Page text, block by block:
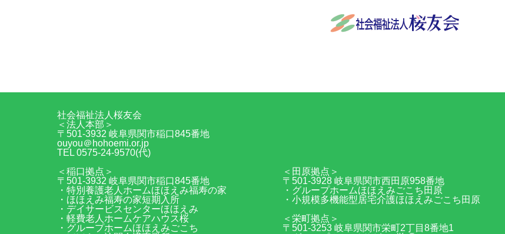
社会福祉法人桜友会
＜法人本部＞
〒501-3932 岐阜県関市稲口845番地
ouyou＠hohoemi.or.jp
TEL 0575-24-9570(代)
＜稲口拠点＞
〒501-3932 岐阜県関市稲口845番地
・特別養護老人ホームほほえみ福寿の家
・ほほえみ福寿の家短期入所
・デイサービスセンターほほえみ
・軽費老人ホームケアハウス桜
・グループホームほほえみごこち
＜田原拠点＞
〒501-3928 岐阜県関市西田原958番地
・グループホームほほえみごこち田原
・小規模多機能型居宅介護ほほえみごこち田原
＜栄町拠点＞
〒501-3253 岐阜県関市栄町2丁目8番地1